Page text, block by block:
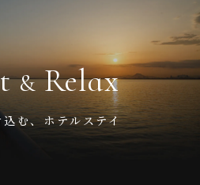
&Relax
む、ホテルステイ